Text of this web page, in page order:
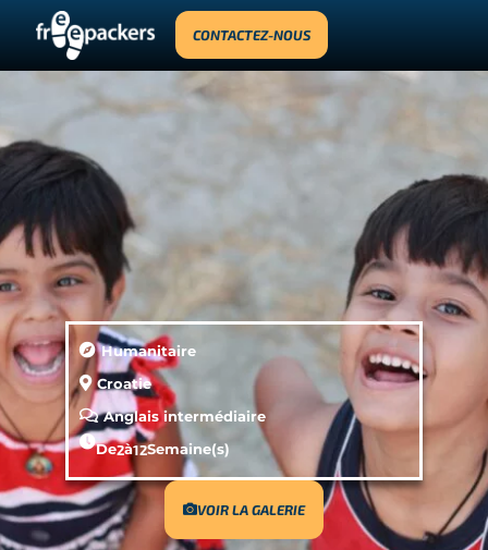
CONTACTEZ-NOUS
Humanitaire
Croatie
Anglais intermédiaire
De2à12Semaine(s)
VOIR LA GALERIE